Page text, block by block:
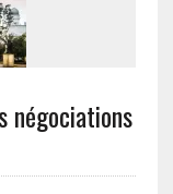
négociations